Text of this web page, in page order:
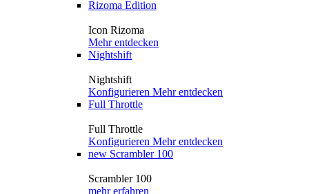
Rizoma Edition
Icon Rizoma
Mehr entdecken
Nightshift
Nightshift
Konfigurieren Mehr entdecken
Full Throttle
Full Throttle
Konfigurieren Mehr entdecken
new Scrambler 100
Scrambler 100
mehr erfahren